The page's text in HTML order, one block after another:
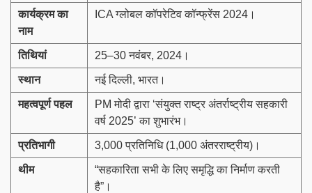
कार्यक्रम का
नाम
ICA ग्लोबल कॉपरेटिव कॉन्फ्रेंस 2024।
तिथियां 25–30 नवंबर, 2024।
स्थान नई दिल्ली, भारत।
महत्वपूर्ण पहल
PM मोदी द्वारा ‘संयुक्त राष्ट्र अंतर्राष्ट्रीय सहकारी
वर्ष 2025’ का शुभारंभ।
प्रतिभागी 3,000 प्रतिनिधि (1,000 अंतरराष्ट्रीय)।
थीम
“सहकारिता सभी के लिए समृद्धि का निर्माण करती
है”।